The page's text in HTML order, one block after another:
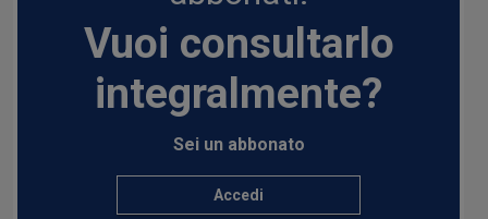
Vuoi consultarlo
integralmente?
Sei un abbonato
Accedi